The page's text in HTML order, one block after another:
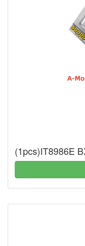
(1pcs)IT8986E